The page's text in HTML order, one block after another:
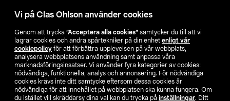
Vi på Clas Ohlson använder cookies
Genom att trycka ”Acceptera alla cookies” samtycker du till att vi
lagrar cookies och andra spårtekniker på din enhet enligt vår
cookiepolicy för att förbättra upplevelsen på vår webbplats,
analysera webbplatsens användning samt anpassa våra
marknadsföringsinsatser. Vi använder fyra kategorier av cookies:
nödvändiga, funktionella, analys och annonsering. För nödvändiga
cookies krävs inte ditt samtycke eftersom dessa cookies är
nödvändiga för att innehållet på webbplatsen ska kunna fungera. Om
du istället vill skräddarsy dina val kan du trycka på inställningar. Ditt
Hitta butik
SE NO FI